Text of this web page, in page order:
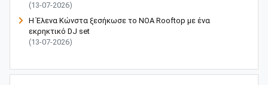
(13-07-2026)
Η Έλενα Κώνστα ξεσήκωσε το NOA Rooftop με ένα
εκρηκτικό DJ set
(13-07-2026)